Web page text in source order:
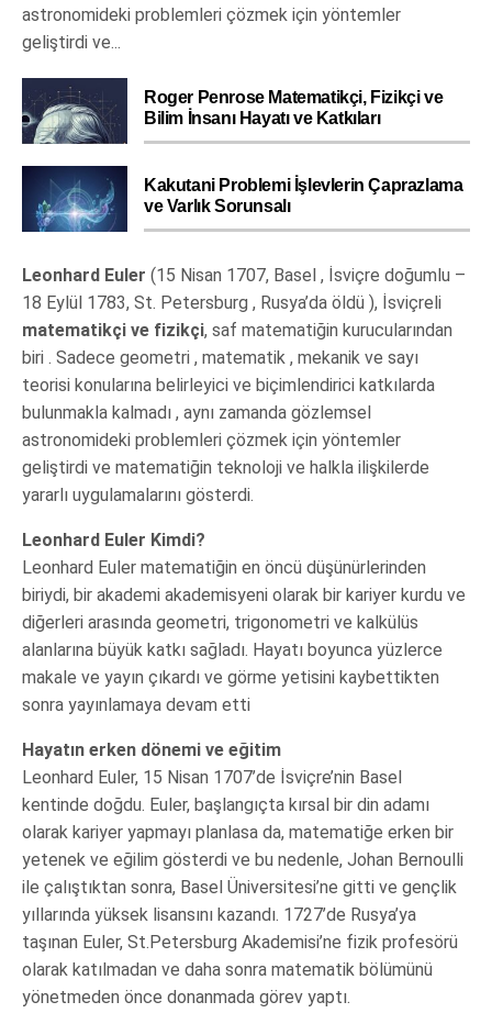
astronomideki problemleri çözmek için yöntemler
geliştirdi ve...
Roger Penrose Matematikçi, Fizikçi ve
Bilim İnsanı Hayatı ve Katkıları
Kakutani Problemi İşlevlerin Çaprazlama
ve Varlık Sorunsalı
Leonhard Euler (15 Nisan 1707, Basel , İsviçre doğumlu –
18 Eylül 1783, St. Petersburg , Rusya’da öldü ), İsviçreli
matematikçi ve fizikçi, saf matematiğin kurucularından
biri . Sadece geometri , matematik , mekanik ve sayı
teorisi konularına belirleyici ve biçimlendirici katkılarda
bulunmakla kalmadı , aynı zamanda gözlemsel
astronomideki problemleri çözmek için yöntemler
geliştirdi ve matematiğin teknoloji ve halkla ilişkilerde
yararlı uygulamalarını gösterdi.
Leonhard Euler Kimdi?
Leonhard Euler matematiğin en öncü düşünürlerinden
biriydi, bir akademi akademisyeni olarak bir kariyer kurdu ve
diğerleri arasında geometri, trigonometri ve kalkülüs
alanlarına büyük katkı sağladı. Hayatı boyunca yüzlerce
makale ve yayın çıkardı ve görme yetisini kaybettikten
sonra yayınlamaya devam etti
Hayatın erken dönemi ve eğitim
Leonhard Euler, 15 Nisan 1707’de İsviçre’nin Basel
kentinde doğdu. Euler, başlangıçta kırsal bir din adamı
olarak kariyer yapmayı planlasa da, matematiğe erken bir
yetenek ve eğilim gösterdi ve bu nedenle, Johan Bernoulli
ile çalıştıktan sonra, Basel Üniversitesi’ne gitti ve gençlik
yıllarında yüksek lisansını kazandı. 1727’de Rusya’ya
taşınan Euler, St.Petersburg Akademisi’ne fizik profesörü
olarak katılmadan ve daha sonra matematik bölümünü
yönetmeden önce donanmada görev yaptı.